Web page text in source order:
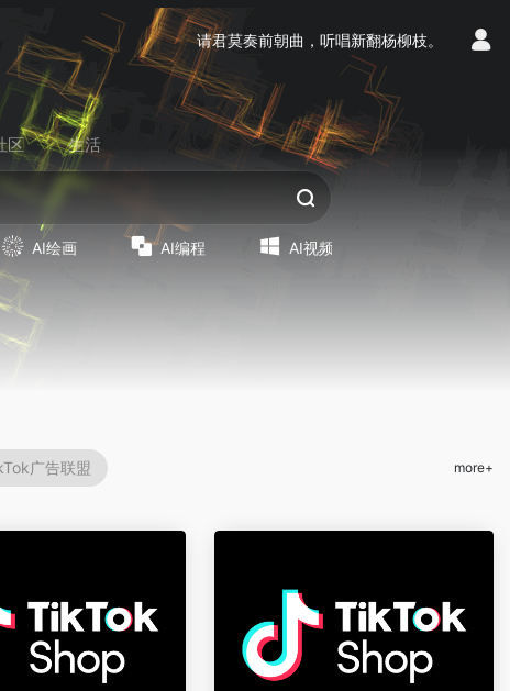
请君莫奏前朝曲，听唱新翻杨柳枝。
区 生活
AI绘画 AI编程 AI视频
广告联盟 more+